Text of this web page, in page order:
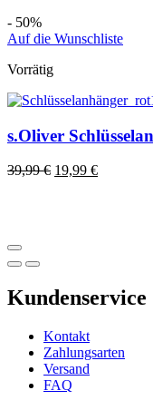
- 50%
Auf die Wunschliste
Vorrätig
s.Oliver
39,99€ 19,99 €
Kundenservice
Kontakt
Zahlungsarten
Versand
FAQ